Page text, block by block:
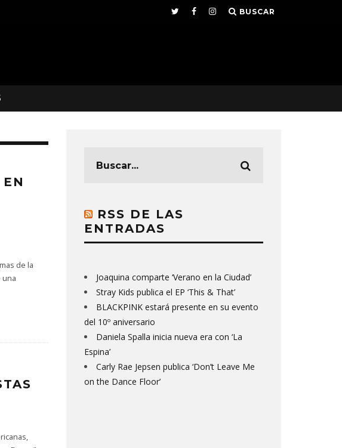
BUSCAR
de la
una
RSS DE LAS
ENTRADAS
Joaquina comparte ‘Verano en la Ciudad’
Stray Kids publica el EP ‘This & That’
BLACKPINK estará presente en su evento
del 10º aniversario
Daniela Spalla inicia nueva era con ‘La
Espina’
Carly Rae Jepsen publica ‘Don’t Leave Me
on the Dance Floor’